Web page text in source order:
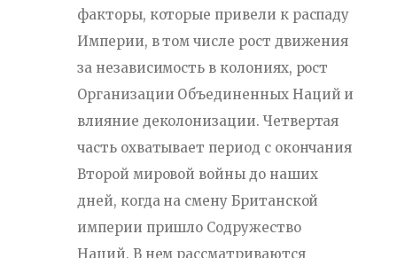
факторы, которые привели к распаду
Империи, в том числе рост движения
за независимость в колониях, рост
Организации Объединенных Наций и
влияние деколонизации. Четвертая
часть охватывает период с окончания
Второй мировой войны до наших
дней, когда на смену Британской
империи пришло Содружество
Наций. В нем рассматриваются